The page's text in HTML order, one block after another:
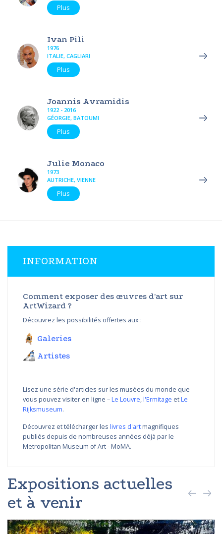
Plus
Ivan Pili
1976
ITALIE, CAGLIARI
Plus
Joannis Avramidis
1922 - 2016
GÉORGIE, BATOUMI
Plus
Julie Monaco
1973
AUTRICHE, VIENNE
Plus
INFORMATION
Comment exposer des œuvres d'art sur
ArtWizard ?
Découvrez les possibilités offertes aux :
Galeries
Artistes
Lisez une série d'articles sur les musées du monde que
vous pouvez visiter en ligne –Le Louvre,l'Ermitage etLe
Rijksmuseum.
Découvrez et télécharger les livres d'artmagnifiques
publiés depuis de nombreuses années déjà par le
Metropolitan Museum of Art - MoMA.
Expositions actuelles
et à venir